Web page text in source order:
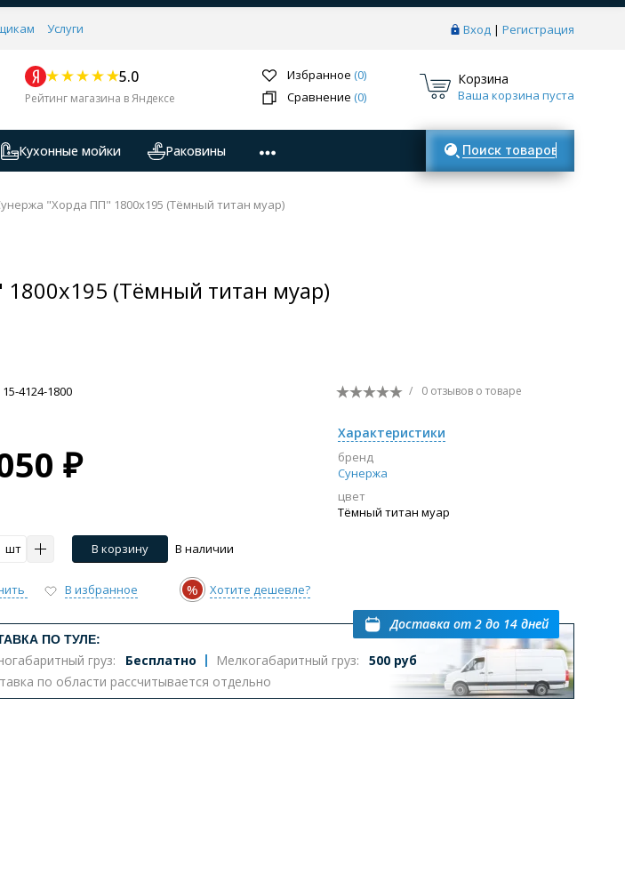
Вход | Регистрация
Услуги
5.0
Рейтинг магазина в Яндексе
Избранное (0)
Сравнение (0)
Корзина
Ваша корзина пуста
Кухонные мойки Раковины Поиск товаров
"Хорда ПП" 1800х195 (Тёмный титан муар)
(Тёмный титан муар)
15-4124-1800 / 0 отзывов о товаре
₽
Характеристики
бренд
Сунержа
цвет
Тёмный титан муар
шт В корзину В наличии
В избранное % Хотите дешевле?
ПО ТУЛЕ:
груз: Бесплатно Мелкогабаритный груз:
500 руб
по области рассчитывается отдельно
Доставка от 2 до 14 дней